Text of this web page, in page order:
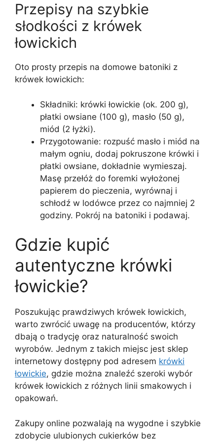
Przepisy na szybkie
słodkości z krówek
łowickich
Oto prosty przepis na domowe batoniki z
krówek łowickich:
Składniki: krówki łowickie (ok. 200 g),
płatki owsiane (100 g), masło (50 g),
miód (2 łyżki).
Przygotowanie: rozpuść masło i miód na
małym ogniu, dodaj pokruszone krówki i
płatki owsiane, dokładnie wymieszaj.
Masę przełóż do foremki wyłożonej
papierem do pieczenia, wyrównaj i
schłodź w lodówce przez co najmniej 2
godziny. Pokrój na batoniki i podawaj.
Gdzie kupić
autentyczne krówki
łowickie?
Poszukując prawdziwych krówek łowickich,
warto zwrócić uwagę na producentów, którzy
dbają o tradycję oraz naturalność swoich
wyrobów. Jednym z takich miejsc jest sklep
internetowy dostępny pod adresem krówki
łowickie, gdzie można znaleźć szeroki wybór
krówek łowickich z różnych linii smakowych i
opakowań.
Zakupy online pozwalają na wygodne i szybkie
zdobycie ulubionych cukierków bez